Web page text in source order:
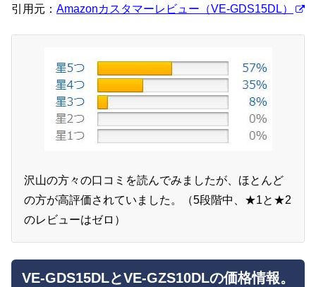
引用元： Amazonカスタマーレビュー（VE-GDS15DL）
沢山の方々の口コミを読んでみましたが、ほとんど
の方が高評価されていました。（5段階中、★1と★2
のレビューはゼロ）
VE-GDS15DLとVE-GZS10DLの価格情報。